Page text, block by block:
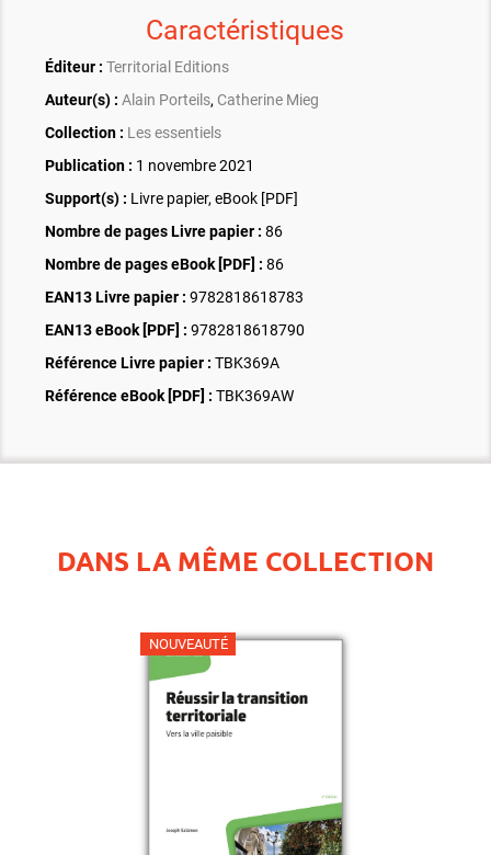
Caractéristiques
Éditeur : Territorial Editions
Auteur(s) : Alain Porteils, Catherine Mieg
Collection : Les essentiels
Publication : 1 novembre 2021
Support(s) : Livre papier, eBook [PDF]
Nombre de pages Livre papier : 86
Nombre de pages eBook [PDF] : 86
EAN13 Livre papier : 9782818618783
EAN13 eBook [PDF] : 9782818618790
Référence Livre papier : TBK369A
Référence eBook [PDF] : TBK369AW
DANS LA MÊME COLLECTION
NOUVEAUTÉ